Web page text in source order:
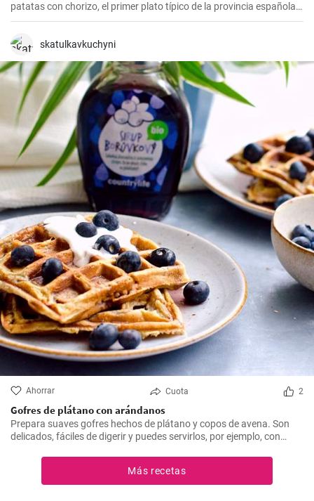
patatas con chorizo, el primer plato típico de la provincia española
de La Rioja.
skatulkavkuchyni
Ahorrar Cuota 2
Gofres de plátano con arándanos
Prepara suaves gofres hechos de plátano y copos de avena. Son
delicados, fáciles de digerir y puedes servirlos, por ejemplo, con
Más recetas